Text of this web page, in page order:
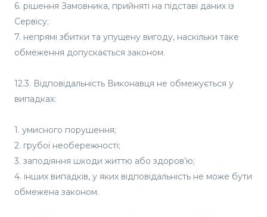
6. рішення Замовника, прийняті на підставі даних із
Сервісу;
7. непрямі збитки та упущену вигоду, наскільки таке
обмеження допускається законом.
12.3. Відповідальність Виконавця не обмежується у
випадках:
1. умисного порушення;
2. грубої необережності;
3. заподіяння шкоди життю або здоров’ю;
4. інших випадків, у яких відповідальність не може бути
обмежена законом.